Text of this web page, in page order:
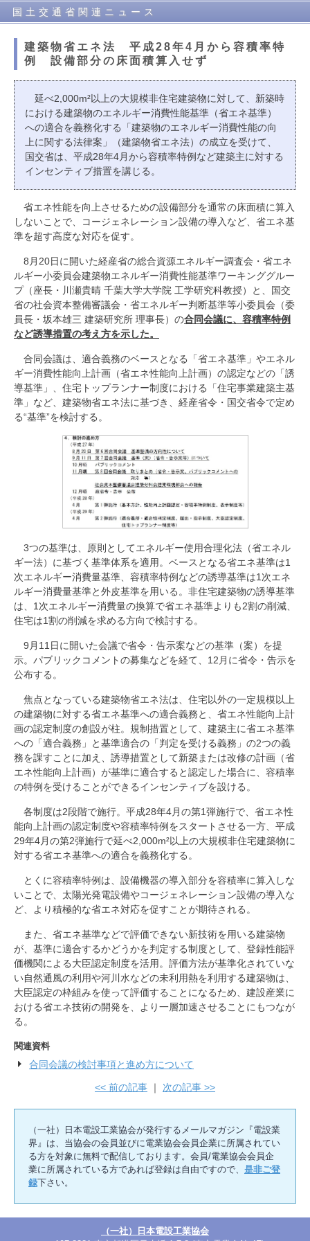
国土交通省関連ニュース
建築物省エネ法 平成28年4月から容積率特
例 設備部分の床面積算入せず
延べ2,000m²以上の大規模非住宅建築物に対して、新築時
における建築物のエネルギー消費性能基準（省エネ基準）
への適合を義務化する「建築物のエネルギー消費性能の向
上に関する法律案」（建築物省エネ法）の成立を受けて、
国交省は、平成28年4月から容積率特例など建築主に対する
インセンティブ措置を講じる。
省エネ性能を向上させるための設備部分を通常の床面積に算入
しないことで、コージェネレーション設備の導入など、省エネ基
準を超す高度な対応を促す。
8月20日に開いた経産省の総合資源エネルギー調査会・省エネ
ルギー小委員会建築物エネルギー消費性能基準ワーキンググルー
プ（座長・川瀬貴晴 千葉大学大学院 工学研究科教授）と、国交
省の社会資本整備審議会・省エネルギー判断基準等小委員会（委
員長・坂本雄三 建築研究所 理事長）の合同会議に、容積率特例
など誘導措置の考え方を示した。
合同会議は、適合義務のベースとなる「省エネ基準」やエネル
ギー消費性能向上計画（省エネ性能向上計画）の認定などの「誘
導基準」、住宅トップランナー制度における「住宅事業建築主基
準」など、建築物省エネ法に基づき、経産省令・国交省令で定め
る“基準”を検討する。
3つの基準は、原則としてエネルギー使用合理化法（省エネル
ギー法）に基づく基準体系を適用。ベースとなる省エネ基準は1
次エネルギー消費量基準、容積率特例などの誘導基準は1次エネ
ルギー消費量基準と外皮基準を用いる。非住宅建築物の誘導基準
は、1次エネルギー消費量の換算で省エネ基準よりも2割の削減、
住宅は1割の削減を求める方向で検討する。
9月11日に開いた会議で省令・告示案などの基準（案）を提
示。パブリックコメントの募集などを経て、12月に省令・告示を
公布する。
焦点となっている建築物省エネ法は、住宅以外の一定規模以上
の建築物に対する省エネ基準への適合義務と、省エネ性能向上計
画の認定制度の創設が柱。規制措置として、建築主に省エネ基準
への「適合義務」と基準適合の「判定を受ける義務」の2つの義
務を課すことに加え、誘導措置として新築または改修の計画（省
エネ性能向上計画）が基準に適合すると認定した場合に、容積率
の特例を受けることができるインセンティブを設ける。
各制度は2段階で施行。平成28年4月の第1弾施行で、省エネ性
能向上計画の認定制度や容積率特例をスタートさせる一方、平成
29年4月の第2弾施行で延べ2,000m²以上の大規模非住宅建築物に
対する省エネ基準への適合を義務化する。
とくに容積率特例は、設備機器の導入部分を容積率に算入しな
いことで、太陽光発電設備やコージェネレーション設備の導入な
ど、より積極的な省エネ対応を促すことが期待される。
また、省エネ基準などで評価できない新技術を用いる建築物
が、基準に適合するかどうかを判定する制度として、登録性能評
価機関による大臣認定制度を活用。評価方法が基準化されていな
い自然通風の利用や河川水などの未利用熱を利用する建築物は、
大臣認定の枠組みを使って評価することになるため、建設産業に
おける省エネ技術の開発を、より一層加速させることにもつなが
る。
関連資料
合同会議の検討事項と進め方について
<< 前の記事 ｜ 次の記事 >>
（一社）日本電設工業協会が発行するメールマガジン『電設業
界』は、当協会の会員並びに電業協会会員企業に所属されてい
る方を対象に無料で配信しております。会員/電業協会会員企
業に所属されている方であれば登録は自由ですので、 是非ご登
録下さい。
（一社）日本電設工業協会